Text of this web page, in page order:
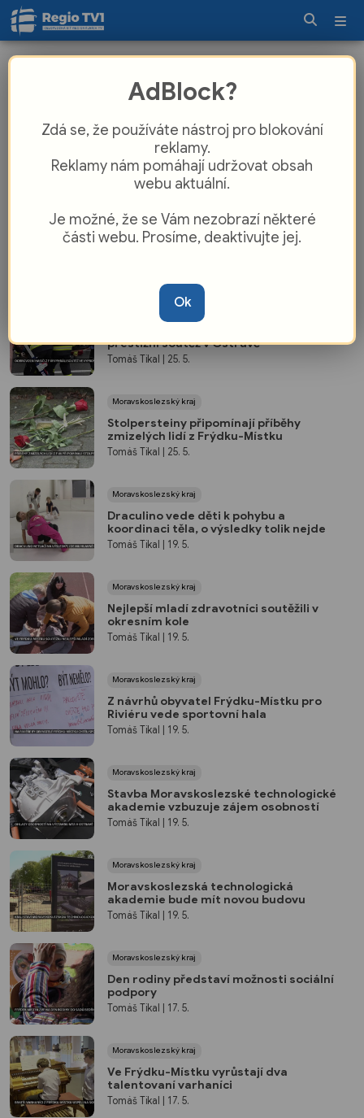
Moravskoslezský kraj
Přesun festivalu Art of život do Nové
Osmičky byl dobrou volbou
Tomáš Tikal| 26. 5.
Moravskoslezský kraj
Senioři ve Frýdku-Místku získali další
Moravskoslezský kraj
prestižní soutěž v Ostravě
Tomáš Tikal | 25. 5.
Moravskoslezský kraj
Stolpersteiny připomínají příběhy
zmizelých lidí z Frýdku-Místku
Tomáš Tikal | 25. 5.
Moravskoslezský kraj
Draculino vede děti k pohybu a
koordinaci těla, o výsledky tolik nejde
Tomáš Tikal | 19. 5.
Moravskoslezský kraj
Nejlepší mladí zdravotníci soutěžili v
okresním kole
Tomáš Tikal | 19. 5.
Moravskoslezský kraj
Z návrhů obyvatel Frýdku-Místku pro
Riviéru vede sportovní hala
Tomáš Tikal | 19. 5.
Moravskoslezský kraj
Stavba Moravskoslezské technologické
akademie vzbuzuje zájem osobností
Tomáš Tikal | 19. 5.
Moravskoslezský kraj
Moravskoslezská technologická
akademie bude mít novou budovu
Tomáš Tikal | 19. 5.
Moravskoslezský kraj
Den rodiny představí možnosti sociální
podpory
Tomáš Tikal | 17. 5.
Moravskoslezský kraj
Ve Frýdku-Místku vyrůstají dva
talentovaní varhaníci
Tomáš Tikal | 17. 5.
AdBlock?
Zdá se, že používáte nástroj pro blokování
reklamy.
Reklamy nám pomáhají udržovat obsah
webu aktuální.
Je možné, že se Vám nezobrazí některé
části webu. Prosíme, deaktivujte jej.
Ok